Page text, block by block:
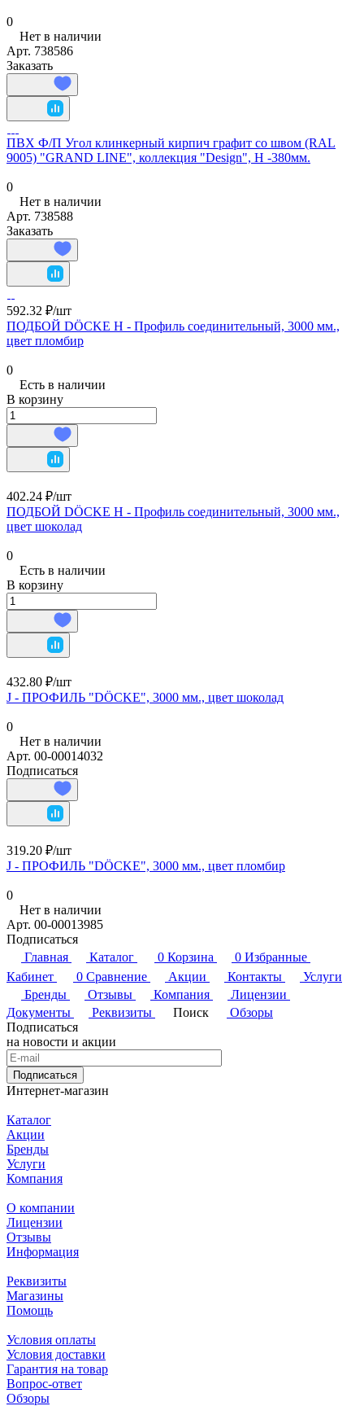
0
Нет в наличии
Арт. 738586
Заказать
ПВХ Ф/П Угол клинкерный кирпич графит со швом (RAL
9005) "GRAND LINE", коллекция "Design", H -380мм.
0
Нет в наличии
Арт. 738588
Заказать
592.32 ₽/шт
ПОДБОЙ DÖCKE Н - Профиль соединительный, 3000 мм.,
цвет пломбир
0
Есть в наличии
В корзину
402.24 ₽/шт
ПОДБОЙ DÖCKE Н - Профиль соединительный, 3000 мм.,
цвет шоколад
0
Есть в наличии
В корзину
432.80 ₽/шт
J - ПРОФИЛЬ "DÖCKE", 3000 мм., цвет шоколад
0
Нет в наличии
Арт. 00-00014032
Подписаться
319.20 ₽/шт
J - ПРОФИЛЬ "DÖCKE", 3000 мм., цвет пломбир
0
Нет в наличии
Арт. 00-00013985
Подписаться
Главная
Каталог 0 Корзина 0 Избранные
Кабинет
0 Сравнение Акции Контакты
Услуги
Бренды
Отзывы Компания
Лицензии
Документы
Реквизиты Поиск
Обзоры
Подписаться
на новости и акции
Подписаться
Интернет-магазин
Каталог
Акции
Бренды
Услуги
Компания
О компании
Лицензии
Отзывы
Информация
Реквизиты
Магазины
Помощь
Условия оплаты
Условия доставки
Гарантия на товар
Вопрос-ответ
Обзоры